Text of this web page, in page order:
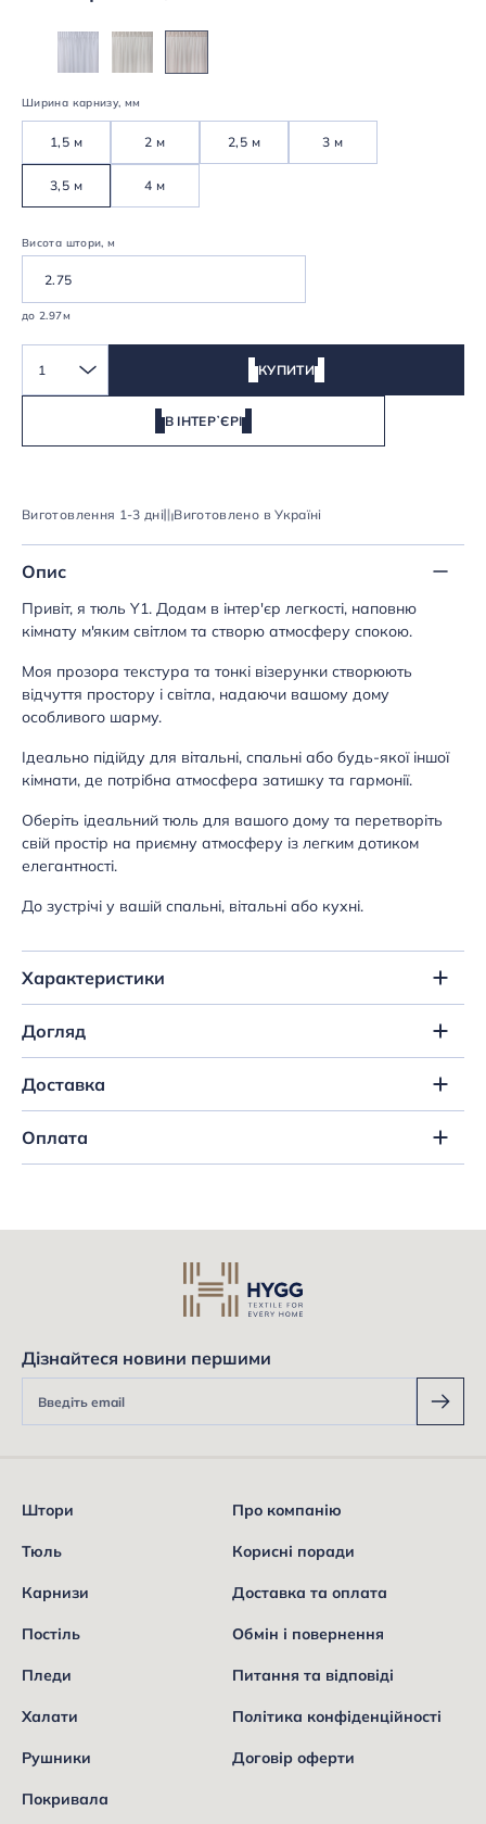
Ширина карнизу, мм
1,5 м 2 м 2,5 м 3 м
3,5 м 4 м
Висота штори, м
до 2.97м
1 КУПИТИ
В ІНТЕРʼЄРІ
Виготовлення 1-3 дні Виготовлено в Україні
Опис
Привіт, я тюль Y1. Додам в інтер'єр легкості, наповню
кімнату м'яким світлом та створю атмосферу спокою.
Моя прозора текстура та тонкі візерунки створюють
відчуття простору і світла, надаючи вашому дому
особливого шарму.
Ідеально підійду для вітальні, спальні або будь-якої іншої
кімнати, де потрібна атмосфера затишку та гармонії.
Оберіть ідеальний тюль для вашого дому та перетворіть
свій простір на приємну атмосферу із легким дотиком
елегантності.
До зустрічі у вашій спальні, вітальні або кухні.
Характеристики
Догляд
Доставка
Оплата
Дізнайтеся новини першими
Штори
Тюль
Карнизи
Постіль
Пледи
Халати
Рушники
Покривала
Про компанію
Корисні поради
Доставка та оплата
Обмін і повернення
Питання та відповіді
Політика конфіденційності
Договір оферти